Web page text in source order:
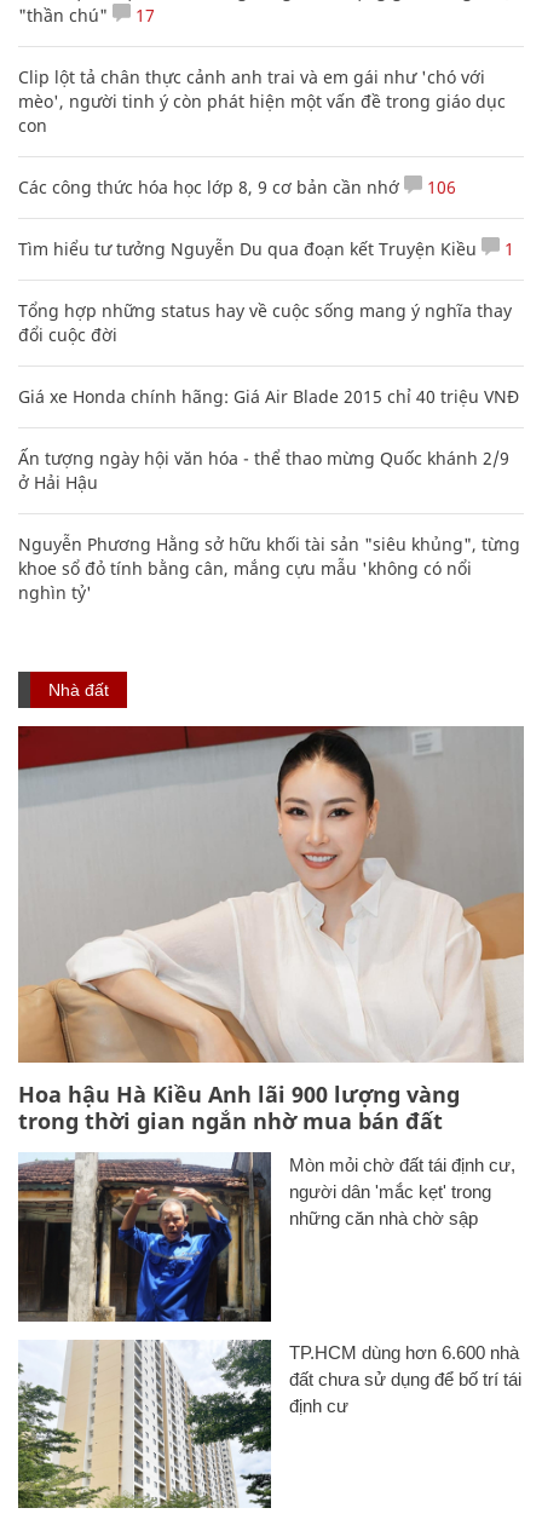
"thần chú"
17
Clip lột tả chân thực cảnh anh trai và em gái như 'chó với
mèo', người tinh ý còn phát hiện một vấn đề trong giáo dục
con
Các công thức hóa học lớp 8, 9 cơ bản cần nhớ 106
Tìm hiểu tư tưởng Nguyễn Du qua đoạn kết Truyện Kiều 1
Tổng hợp những status hay về cuộc sống mang ý nghĩa thay
đổi cuộc đời
Giá xe Honda chính hãng: Giá Air Blade 2015 chỉ 40 triệu VNĐ
Ấn tượng ngày hội văn hóa - thể thao mừng Quốc khánh 2/9
ở Hải Hậu
Nguyễn Phương Hằng sở hữu khối tài sản "siêu khủng", từng
khoe sổ đỏ tính bằng cân, mắng cựu mẫu 'không có nổi
nghìn tỷ'
Nhà đất
Hoa hậu Hà Kiều Anh lãi 900 lượng vàng
trong thời gian ngắn nhờ mua bán đất
Mòn mỏi chờ đất tái định cư,
người dân 'mắc kẹt' trong
những căn nhà chờ sập
TP.HCM dùng hơn 6.600 nhà
đất chưa sử dụng để bố trí tái
định cư